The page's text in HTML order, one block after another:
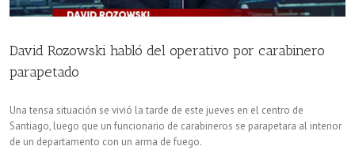
David Rozowski habló del operativo por carabinero
parapetado
Una tensa situación se vivió la tarde de este jueves en el centro de
Santiago, luego que un funcionario de carabineros se parapetara al interior
de un departamento con un arma de fuego.